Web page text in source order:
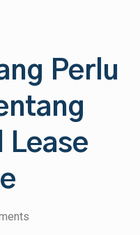
Perlu
Lease